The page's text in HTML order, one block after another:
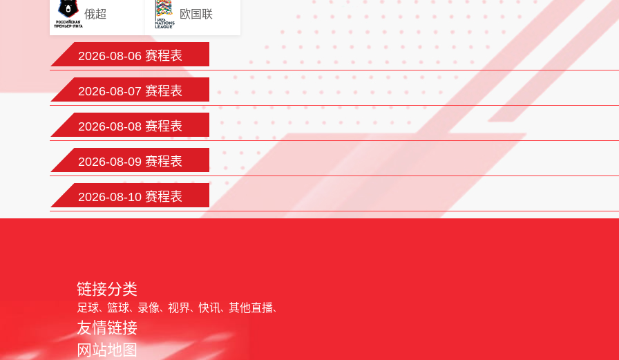
俄超 欧国联
2026-08-06 赛程表
2026-08-07 赛程表
2026-08-08 赛程表
2026-08-09 赛程表
2026-08-10 赛程表
链接分类
足球 篮球 录像 视界 快讯 其他直播
友情链接
网站地图